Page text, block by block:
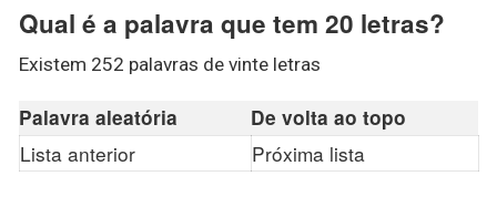
Qual é a palavra que tem 20 letras?
Existem 252 palavras de vinte letras
Palavra aleatória De volta ao topo
Lista anterior Próxima lista